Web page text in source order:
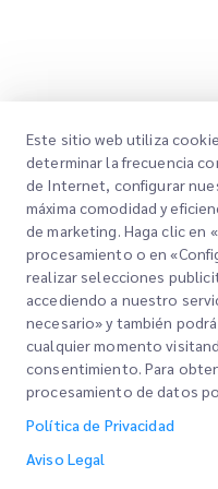
Este sitio web utiliza
determinar la frecuencia
de Internet, configurar
máxima comodidad y
de marketing. Haga clic en
procesamiento o en
realizar selecciones
accediendo a nuestro
necesario» y también
cualquier momento
consentimiento. Para
procesamiento de datos
Política de Privacidad
Aviso Legal